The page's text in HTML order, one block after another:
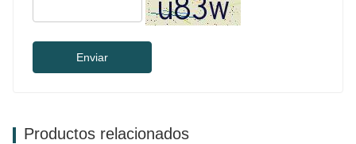
Enviar
Productos relacionados